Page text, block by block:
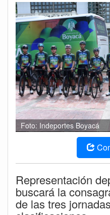
Foto: Indeportes Boyacá
Representación
buscará la
de las tres